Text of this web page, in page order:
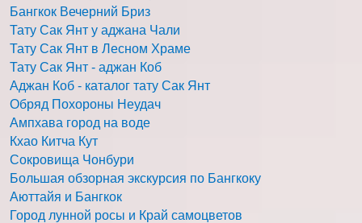
Бангкок Вечерний Бриз
Тату Сак Янт у аджана Чали
Тату Сак Янт в Лесном Храме
Тату Сак Янт - аджан Коб
Аджан Коб - каталог тату Сак Янт
Обряд Похороны Неудач
Ампхава город на воде
Кхао Китча Кут
Сокровища Чонбури
Большая обзорная экскурсия по Бангкоку
Аюттайя и Бангкок
Город лунной росы и Край самоцветов